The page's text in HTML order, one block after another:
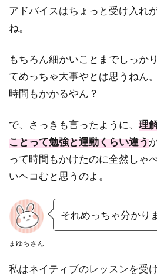
アドバイスはちょっと受け入れ
ね。
もちろん細かいことまでしっか
てめっちゃ大事やとは思うねん
時間もかかるやん？
で、さっきも言ったように、 理
ことって勉強と運動くらい違う
って時間もかけたのに全然しゃ
いヘコむと思うのよ。
まゆちさん
それめっちゃ分かり
私はネイティブのレッスンを受